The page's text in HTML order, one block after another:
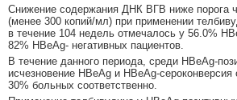
Снижение содержания ДНК ВГВ ниже порога
(менее 300 копий/мл) при применении
в течение 104 недель отмечалось у 56.0%
82% HBeAg- негативных пациентов.
В течение данного периода, среди HBeAg-
исчезновение HBeAg и HBeAg-
30% больных соответственно.